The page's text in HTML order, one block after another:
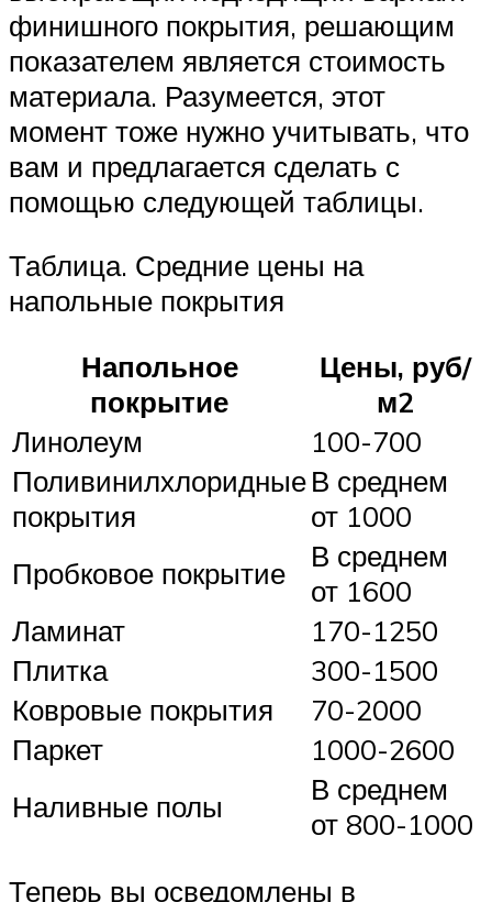
финишного покрытия, решающим
показателем является стоимость
материала. Разумеется, этот
момент тоже нужно учитывать, что
вам и предлагается сделать с
помощью следующей таблицы.
Таблица. Средние цены на
напольные покрытия
Напольное
покрытие
Цены, руб/
м2
Линолеум
100-700
Поливинилхлоридные
покрытия
В среднем
от 1000
Пробковое покрытие
В среднем
от 1600
Ламинат
170-1250
Плитка
300-1500
Ковровые покрытия
70-2000
Паркет
1000-2600
Наливные полы
В среднем
от 800-1000
Теперь вы осведомлены в